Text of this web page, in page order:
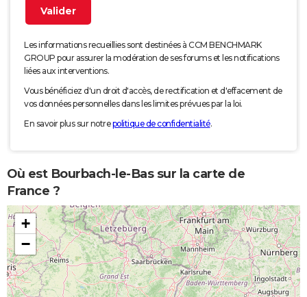
Les informations recueillies sont destinées à CCM BENCHMARK
GROUP pour assurer la modération de ses forums et les notifications
liées aux interventions.
Vous bénéficiez d'un droit d'accès, de rectification et d'effacement de
vos données personnelles dans les limites prévues par la loi.
En savoir plus sur notrepolitique de confidentialité.
Où est Bourbach-le-Bas sur la carte de
France ?
+
−